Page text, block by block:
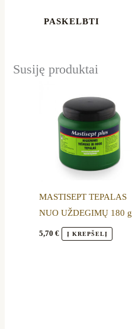
Susiję produktai
MASTISEPT TEPALAS
NUO UŽDEGIMŲ 180 g
5,70€ Į KREPŠELĮ